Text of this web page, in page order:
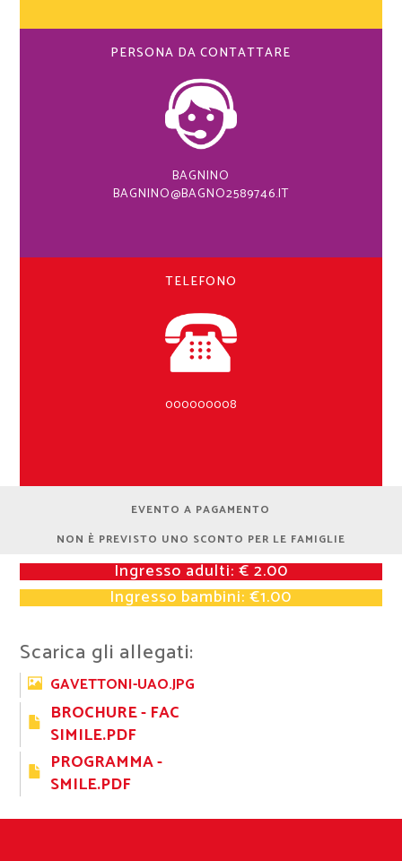
PERSONA DA CONTATTARE
BAGNINO
BAGNINO@BAGNO2589746.IT
TELEFONO
000000008
EVENTO A PAGAMENTO
NON È PREVISTO UNO SCONTO PER LE FAMIGLIE
Ingresso adulti: € 2.00
Ingresso bambini: €1.00
Scarica gli allegati:
GAVETTONI-UAO.JPG
BROCHURE - FAC
SIMILE.PDF
PROGRAMMA -
SMILE.PDF